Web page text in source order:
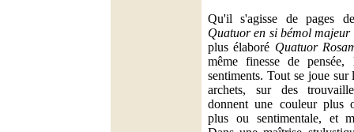
Qu'il s'agisse de pages
Quatuor en si bémol
plus élaboré Quatuor
même finesse de
sentiments. Tout se joue sur
archets, sur des
donnent une couleur plus
plus ou sentimentale, et